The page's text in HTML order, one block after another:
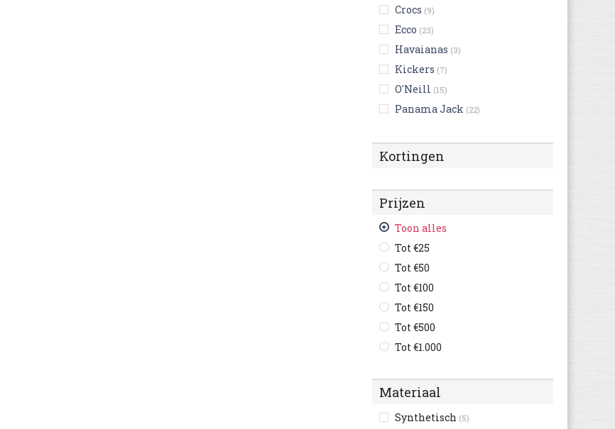
Crocs (9)
Ecco (23)
Havaianas (3)
Kickers (7)
O'Neill (15)
Panama Jack (22)
Reef
Skechers (10)
UGG Australia
Billabong
Bugatti
Finn Comfort
Geox(14)
Grunland
Haflinger
Ipanema
LICO (11)
Kortingen
Prijzen
Toon alles
Tot €25
Tot €50
Tot €100
Tot €150
Tot €500
Tot €1.000
Materiaal
Synthetisch (5)